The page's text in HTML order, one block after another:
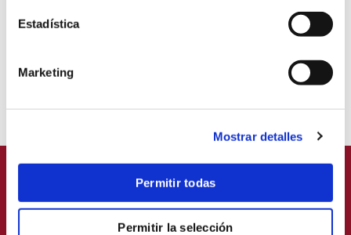
Estadística
Marketing
Mostrar detalles
Permitir todas
Permitir la selección
EVANGELIZACIÓN Y MISIÓN
GUÍA PARA LA PRESENTACIÓN DE MEMORIAS,
TESIS DE LICENCIATURA Y TESIS DOCTORALES